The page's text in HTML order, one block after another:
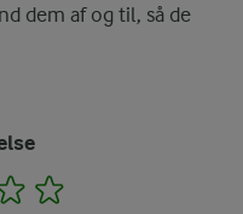
dem af og til, så de
4